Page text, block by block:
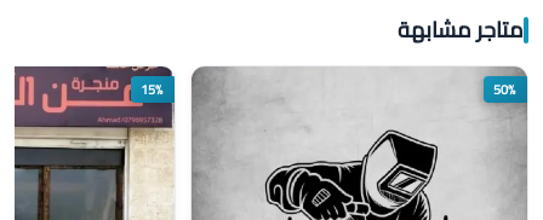
متاجر مشابهة
50%
15%